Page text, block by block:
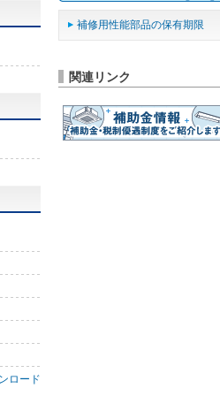
ロード
補修用性能部品の保有期限
関連リンク